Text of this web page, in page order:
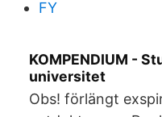
FY
KOMPENDIUM -
universitet
Obs! förlängt